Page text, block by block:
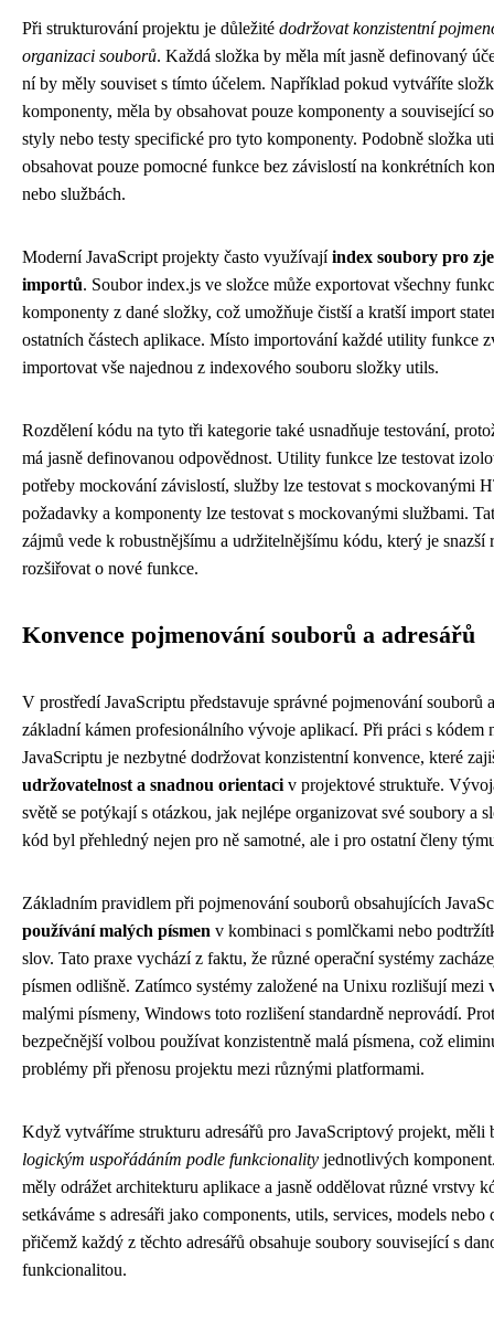
Při strukturování projektu je důležité dodržovat konzistentní
organizaci souborů. Každá složka by měla mít jasně definovaný
ní by měly souviset s tímto účelem. Například pokud vytváříte
komponenty, měla by obsahovat pouze komponenty a související
styly nebo testy specifické pro tyto komponenty. Podobně složka
obsahovat pouze pomocné funkce bez závislostí na konkrétních
nebo službách.
Moderní JavaScript projekty často využívajíindex soubory pro
importů. Soubor index.js ve složce může exportovat všechny
komponenty z dané složky, což umožňuje čistší a kratší import
ostatních částech aplikace. Místo importování každé utility funkce
importovat vše najednou z indexového souboru složky utils.
Rozdělení kódu na tyto tři kategorie také usnadňuje testování,
má jasně definovanou odpovědnost. Utility funkce lze testovat
potřeby mockování závislostí, služby lze testovat s mockovanými
požadavky a komponenty lze testovat s mockovanými službami.
zájmů vede k robustnějšímu a udržitelnějšímu kódu, který je snazší
rozšiřovat o nové funkce.
Konvence pojmenování souborů a adresářů
V prostředí JavaScriptu představuje správné pojmenování souborů
základní kámen profesionálního vývoje aplikací. Při práci s kódem
JavaScriptu je nezbytné dodržovat konzistentní konvence, které
udržovatelnost a snadnou orientaci v projektové struktuře.
světě se potýkají s otázkou, jak nejlépe organizovat své soubory a
kód byl přehledný nejen pro ně samotné, ale i pro ostatní členy
Základním pravidlem při pojmenování souborů obsahujících
používání malých písmen v kombinaci s pomlčkami nebo
slov. Tato praxe vychází z faktu, že různé operační systémy
písmen odlišně. Zatímco systémy založené na Unixu rozlišují mezi
malými písmeny, Windows toto rozlišení standardně neprovádí.
bezpečnější volbou používat konzistentně malá písmena, což
problémy při přenosu projektu mezi různými platformami.
Když vytváříme strukturu adresářů pro JavaScriptový projekt, měli
logickým uspořádáním podle funkcionality jednotlivých
měly odrážet architekturu aplikace a jasně oddělovat různé vrstvy
setkáváme s adresáři jako components, utils, services, models nebo
přičemž každý z těchto adresářů obsahuje soubory související s
funkcionalitou.